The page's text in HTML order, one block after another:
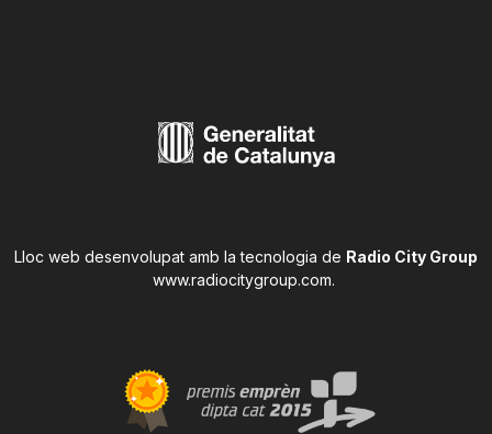
Lloc web desenvolupat amb la tecnologia de Radio City Group
www.radiocitygroup.com.